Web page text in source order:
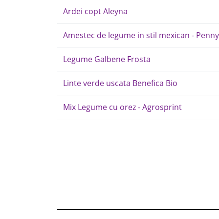
Ardei copt Aleyna
Amestec de legume in stil mexican - Penny
Legume Galbene Frosta
Linte verde uscata Benefica Bio
Mix Legume cu orez - Agrosprint